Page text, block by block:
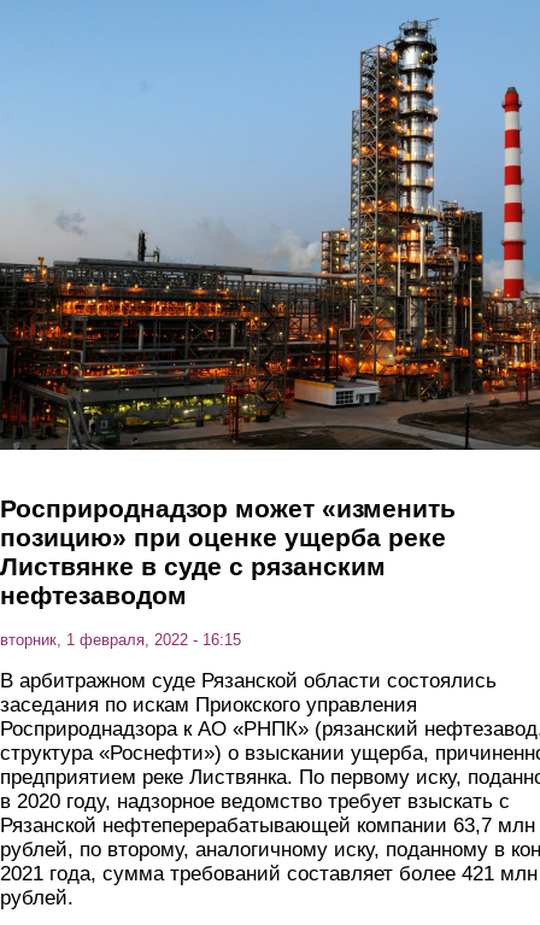
Росприроднадзор может «изменить
позицию» при оценке ущерба реке
Листвянке в суде с рязанским
нефтезаводом
вторник, 1 февраля, 2022 - 16:15
В арбитражном суде Рязанской области состоялись
заседания по искам Приокского управления
Росприроднадзора к АО «РНПК» (рязанский
структура «Роснефти») о взыскании ущерба,
предприятием реке Листвянка. По первому иску,
в 2020 году, надзорное ведомство требует взыскать с
Рязанской нефтеперерабатывающей компании 63,7 млн
рублей, по второму, аналогичному иску, поданному в
2021 года, сумма требований составляет более 421 млн
рублей.